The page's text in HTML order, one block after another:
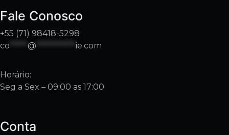
Fale Conosco
+55 (71) 98418-5298
co ***** @ *********** ie.com
Horário:
Seg a Sex – 09:00 as 17:00
Conta